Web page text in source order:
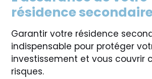
résidence
Garantir votre résidence
indispensable pour protéger
investissement et vous couvrir
risques.